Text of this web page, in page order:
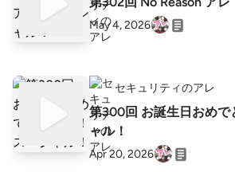
May 4, 2026
セキュリティのアレ
第300回 お誕生日おめで
ャル！
Apr 20, 2026